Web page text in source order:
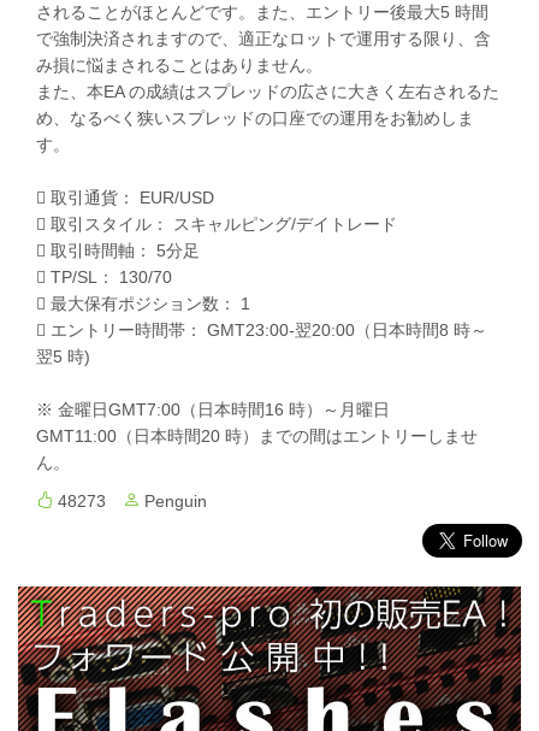
されることがほとんどです。また、エントリー後最大5 時間
で強制決済されますので、適正なロットで運用する限り、含
み損に悩まされることはありません。
また、本EA の成績はスプレッドの広さに大きく左右されるた
め、なるべく狭いスプレッドの口座での運用をお勧めしま
す。
 取引通貨： EUR/USD
 取引スタイル： スキャルピング/デイトレード
 取引時間軸： 5分足
 TP/SL： 130/70
 最大保有ポジション数： 1
 エントリー時間帯： GMT23:00-翌20:00（日本時間8 時～
翌5 時)
※ 金曜日GMT7:00（日本時間16 時）～月曜日
GMT11:00（日本時間20 時）までの間はエントリーしませ
ん。
48273
Penguin